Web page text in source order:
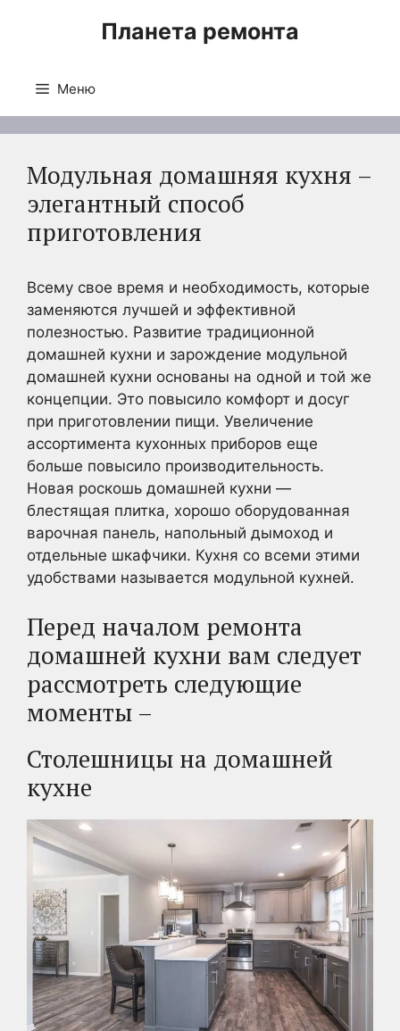
Планета ремонта
Меню
Модульная домашняя кухня –
элегантный способ
приготовления
Всему свое время и необходимость, которые
заменяются лучшей и эффективной
полезностью. Развитие традиционной
домашней кухни и зарождение модульной
домашней кухни основаны на одной и той же
концепции. Это повысило комфорт и досуг
при приготовлении пищи. Увеличение
ассортимента кухонных приборов еще
больше повысило производительность.
Новая роскошь домашней кухни —
блестящая плитка, хорошо оборудованная
варочная панель, напольный дымоход и
отдельные шкафчики. Кухня со всеми этими
удобствами называется модульной кухней.
Перед началом ремонта
домашней кухни вам следует
рассмотреть следующие
моменты –
Столешницы на домашней
кухне